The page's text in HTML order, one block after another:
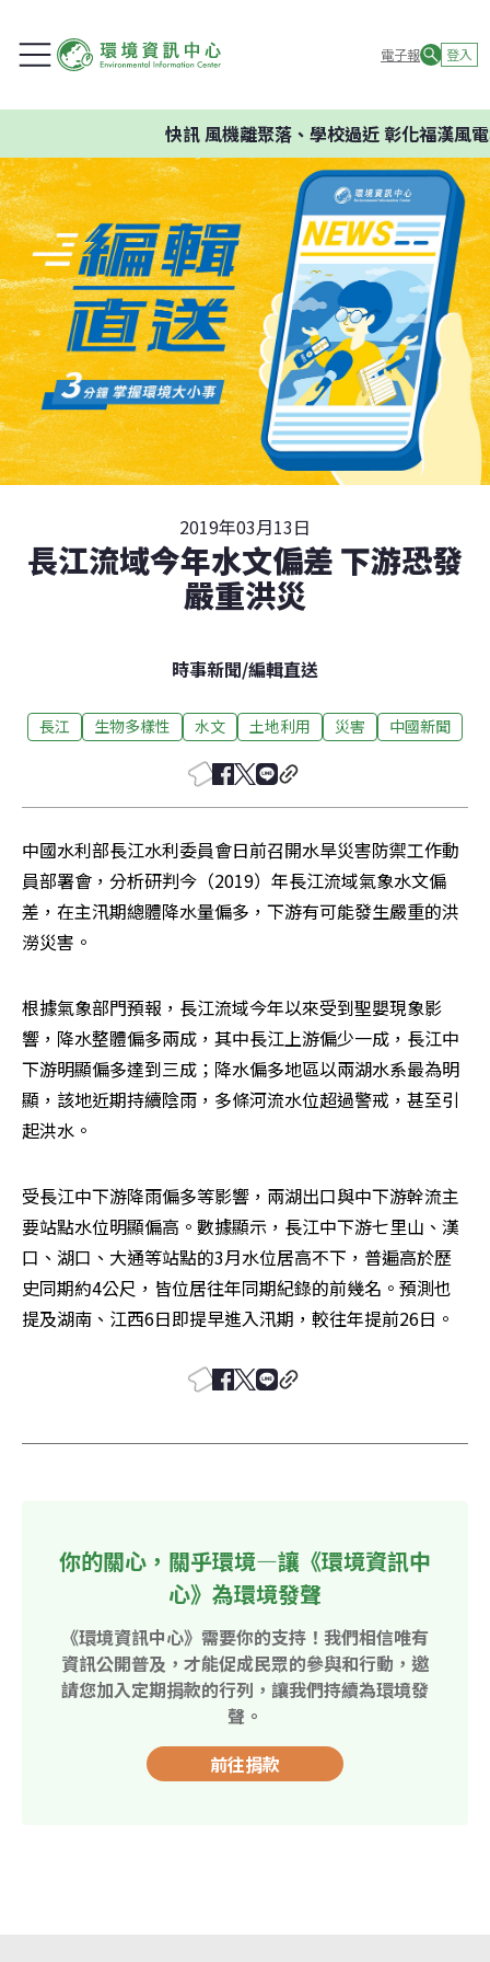
電子報 登入
快訊風機離聚落、學校過近 彰化福漢風電
2019年03月13日
長江流域今年水文偏差 下游恐發
嚴重洪災
時事新聞/編輯直送
長江 生物多樣性 水文 土地利用 災害 中國新聞
中國水利部長江水利委員會日前召開水旱災害防禦工作動
員部署會，分析研判今（2019）年長江流域氣象水文偏
差，在主汛期總體降水量偏多，下游有可能發生嚴重的洪
澇災害。
根據氣象部門預報，長江流域今年以來受到聖嬰現象影
響，降水整體偏多兩成，其中長江上游偏少一成，長江中
下游明顯偏多達到三成；降水偏多地區以兩湖水系最為明
顯，該地近期持續陰雨，多條河流水位超過警戒，甚至引
起洪水。
受長江中下游降雨偏多等影響，兩湖出口與中下游幹流主
要站點水位明顯偏高。數據顯示，長江中下游七里山、漢
口、湖口、大通等站點的3月水位居高不下，普遍高於歷
史同期約4公尺，皆位居往年同期紀錄的前幾名。預測也
提及湖南、江西6日即提早進入汛期，較往年提前26日。
你的關心，關乎環境—讓《環境資訊中
心》為環境發聲
《環境資訊中心》需要你的支持！我們相信唯有
資訊公開普及，才能促成民眾的參與和行動，邀
請您加入定期捐款的行列，讓我們持續為環境發
聲。
前往捐款